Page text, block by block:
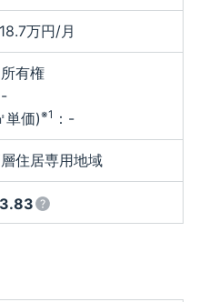
万円/月
所有権
-
単価)※1 ： -
住居専用地域
3.83